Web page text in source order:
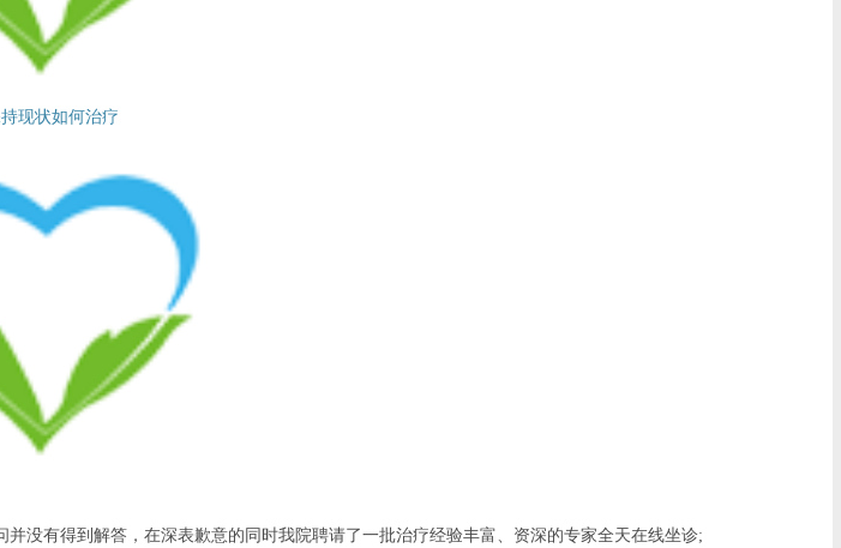
现状如何治疗
没有得到解答，在深表歉意的同时我院聘请了一批治疗经验丰富、资深的专家全天在线坐诊;